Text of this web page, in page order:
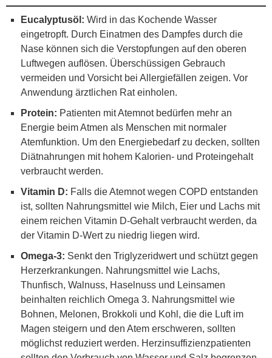
Eucalyptusöl: Wird in das Kochende Wasser
eingetropft. Durch Einatmen des Dampfes durch die
Nase können sich die Verstopfungen auf den oberen
Luftwegen auflösen. Überschüssigen Gebrauch
vermeiden und Vorsicht bei Allergiefällen zeigen. Vor
Anwendung ärztlichen Rat einholen.
Protein: Patienten mit Atemnot bedürfen mehr an
Energie beim Atmen als Menschen mit normaler
Atemfunktion. Um den Energiebedarf zu decken, sollten
Diätnahrungen mit hohem Kalorien- und Proteingehalt
verbraucht werden.
Vitamin D: Falls die Atemnot wegen COPD entstanden
ist, sollten Nahrungsmittel wie Milch, Eier und Lachs mit
einem reichen Vitamin D-Gehalt verbraucht werden, da
der Vitamin D-Wert zu niedrig liegen wird.
Omega-3: Senkt den Triglyzeridwert und schützt gegen
Herzerkrankungen. Nahrungsmittel wie Lachs,
Thunfisch, Walnuss, Haselnuss und Leinsamen
beinhalten reichlich Omega 3. Nahrungsmittel wie
Bohnen, Melonen, Brokkoli und Kohl, die die Luft im
Magen steigern und den Atem erschweren, sollten
möglichst reduziert werden. Herzinsuffizienzpatienten